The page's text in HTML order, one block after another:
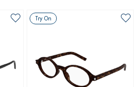
Try On